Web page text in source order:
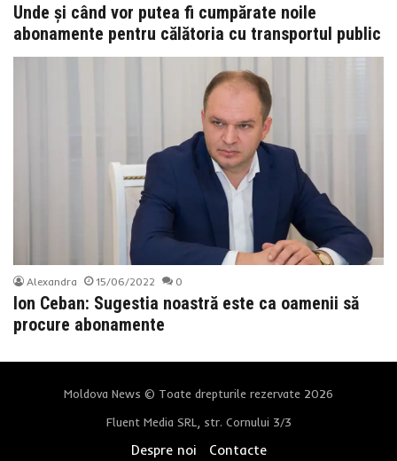
Unde și când vor putea fi cumpărate noile
abonamente pentru călătoria cu transportul public
Alexandra 15/06/2022 0
Ion Ceban: Sugestia noastră este ca oamenii să
procure abonamente
Moldova News © Toate drepturile rezervate 2026
Fluent Media SRL, str. Cornului 3/3
Despre noi Contacte